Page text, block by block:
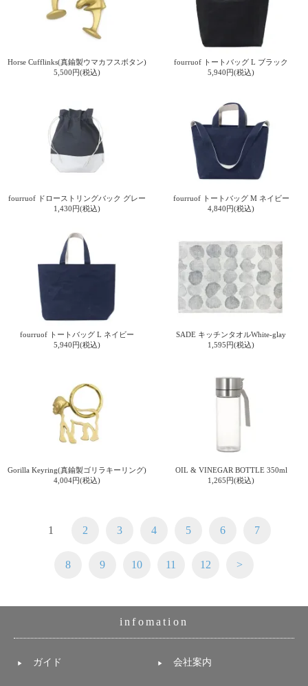
Horse Cufflinks(真鍮製ウマカフスボタン)
5,500円(税込)
fourruof トートバッグ L ブラック
5,940円(税込)
fourruof ドローストリングバック グレー
1,430円(税込)
fourruof トートバッグ M ネイビー
4,840円(税込)
fourruof トートバッグ L ネイビー
5,940円(税込)
SADE キッチンタオルWhite-glay
1,595円(税込)
Gorilla Keyring(真鍮製ゴリラキーリング)
4,004円(税込)
OIL & VINEGAR BOTTLE 350ml
1,265円(税込)
1 2 3 4 5 6 7
8 9 10 11 12 >
infomation
ガイド 会社案内